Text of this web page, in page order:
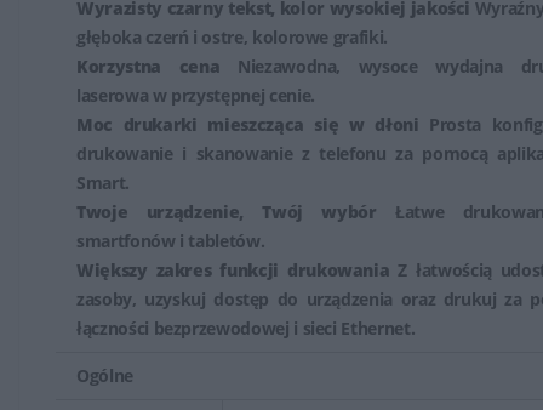
Wyrazisty czarny tekst, kolor wysokiej jakości
głęboka czerń i ostre, kolorowe grafiki.
Korzystna cena Niezawodna, wysoce wydajna
laserowa w przystępnej cenie.
Moc drukarki mieszcząca się w dłoni Prosta
drukowanie i skanowanie z telefonu za pomocą
Smart.
Twoje urządzenie, Twój wybór Łatwe
smartfonów i tabletów.
Większy zakres funkcji drukowania Z łatwością
zasoby, uzyskuj dostęp do urządzenia oraz drukuj za
łączności bezprzewodowej i sieci Ethernet.
Ogólne